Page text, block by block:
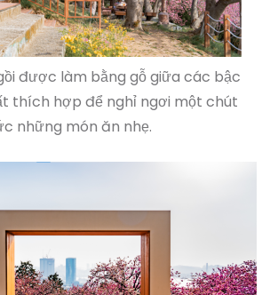
được làm bằng gỗ giữa các bậc
thích hợp để nghỉ ngơi một chút
những món ăn nhẹ.